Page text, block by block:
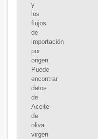
y
los
flujos
de
importación
por
origen.
Puede
encontrar
datos
de
Aceite
de
oliva
virgen